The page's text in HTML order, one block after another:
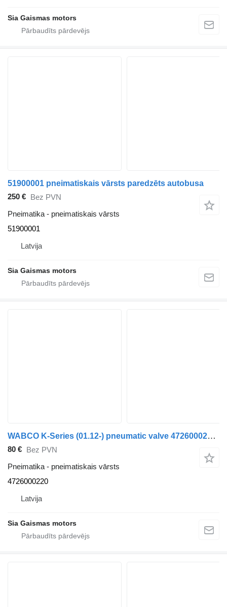
Sia Gaismas motors
51900001 pneimatiskais vārsts paredzēts autobusa
250 € Bez PVN
Pneimatika - pneimatiskais vārsts
51900001
Latvija
Sia Gaismas motors
WABCO K-Series (01.12-) pneumatic valve 4726000220 pneimatiskais vārsts paredzēts Volvo autobusa
80 € Bez PVN
Pneimatika - pneimatiskais vārsts
4726000220
Latvija
Sia Gaismas motors